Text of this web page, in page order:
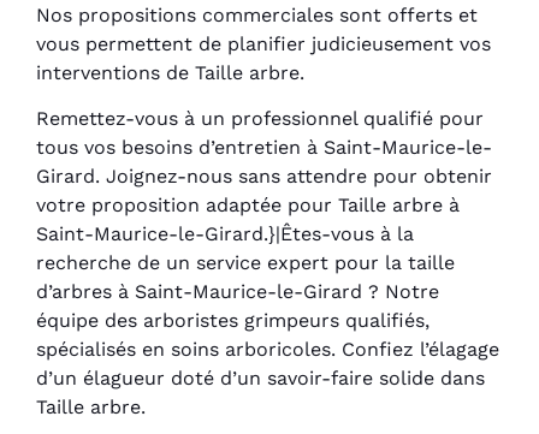
Nos propositions commerciales sont offerts et
vous permettent de planifier judicieusement vos
interventions de Taille arbre.
Remettez-vous à un professionnel qualifié pour
tous vos besoins d’entretien à Saint-Maurice-le-
Girard. Joignez-nous sans attendre pour obtenir
votre proposition adaptée pour Taille arbre à
Saint-Maurice-le-Girard.}|Êtes-vous à la
recherche de un service expert pour la taille
d’arbres à Saint-Maurice-le-Girard ? Notre
équipe des arboristes grimpeurs qualifiés,
spécialisés en soins arboricoles. Confiez l’élagage
d’un élagueur doté d’un savoir-faire solide dans
Taille arbre.